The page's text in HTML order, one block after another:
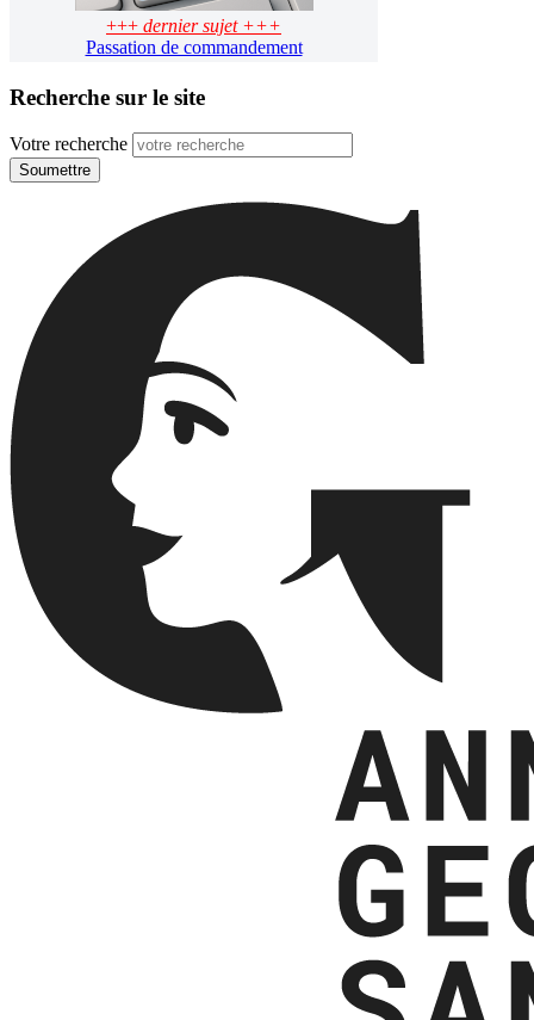
+++ dernier sujet +++
Passation de commandement
Recherche sur le site
Votre recherche
Soumettre